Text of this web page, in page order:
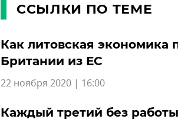
ССЫЛКИ ПО ТЕМЕ
Как литовская экономика
Британии из ЕС
22 ноября 2020 | 16:00
Каждый третий без